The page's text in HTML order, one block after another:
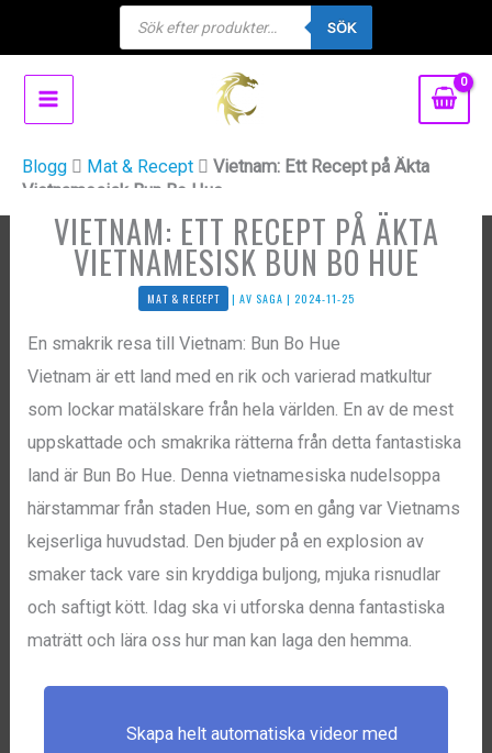
innehåll
Products
search
SÖK
Blogg Mat & Recept
Vietnam: Ett Recept på Äkta
Vietnamesisk Bun Bo Hue
VIETNAM: ETT RECEPT PÅ ÄKTA
VIETNAMESISK BUN BO HUE
MAT & RECEPT | AV SAGA | 2024-11-25
En smakrik resa till Vietnam: Bun Bo Hue
Vietnam är ett land med en rik och varierad matkultur
som lockar matälskare från hela världen. En av de mest
uppskattade och smakrika rätterna från detta fantastiska
land är Bun Bo Hue. Denna vietnamesiska nudelsoppa
härstammar från staden Hue, som en gång var Vietnams
kejserliga huvudstad. Den bjuder på en explosion av
smaker tack vare sin kryddiga buljong, mjuka risnudlar
och saftigt kött. Idag ska vi utforska denna fantastiska
maträtt och lära oss hur man kan laga den hemma.
Skapa helt automatiska videor med